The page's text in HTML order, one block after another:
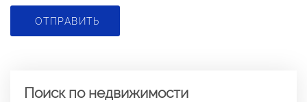
ОТПРАВИТЬ
Поиск по недвижимости